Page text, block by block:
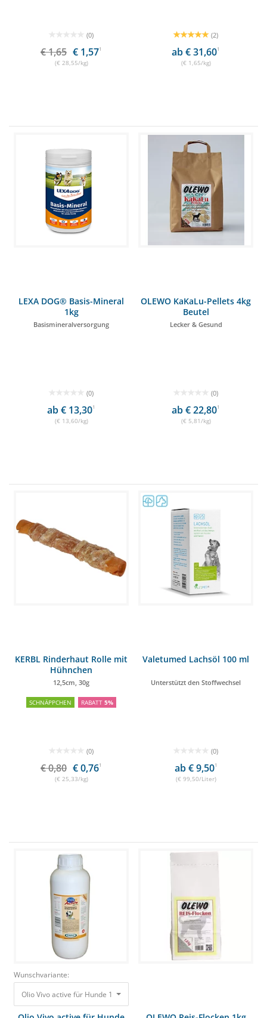
(0)
€ 1,65 € 1,571
(€ 28,55/kg)
(2)
ab € 31,601
(€ 1,65/kg)
LEXA DOG® Basis-Mineral
1kg
Basismineralversorgung
(0)
ab € 13,301
(€ 13,60/kg)
OLEWO KaKaLu-Pellets 4kg
Beutel
Lecker & Gesund
(0)
ab € 22,801
(€ 5,81/kg)
KERBL Rinderhaut Rolle mit
Hühnchen
12,5cm, 30g
SCHNÄPPCHEN RABATT 5%
(0)
€ 0,80 € 0,761
(€ 25,33/kg)
Valetumed Lachsöl 100 ml
Unterstützt den Stoffwechsel
(0)
ab € 9,501
(€ 99,50/Liter)
Wunschvariante:
Olio Vivo active für Hunde 1L Flasche Nährstoffwunder